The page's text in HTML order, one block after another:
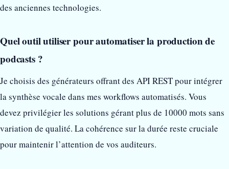
des anciennes technologies.
Quel outil utiliser pour automatiser la production de
podcasts ?
Je choisis des générateurs offrant des API REST pour intégrer
la synthèse vocale dans mes workflows automatisés. Vous
devez privilégier les solutions gérant plus de 10000 mots sans
variation de qualité. La cohérence sur la durée reste cruciale
pour maintenir l’attention de vos auditeurs.